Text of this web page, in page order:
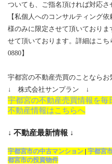
ついても、ご指名頂ければ対応さ
【私個人へのコンサルティング
様のみに限定させて頂いており
せて頂いております。詳細はこ
0880】
宇都宮の不動産売買のことならお
↓ 株式会社サンプラン ↓
宇都宮の不動産売買情報を
不動産情報はこちらへ
↓ 不動産最新情報 ↓
宇都宮市の中古マンション | 宇都宮
都宮市の投資物件